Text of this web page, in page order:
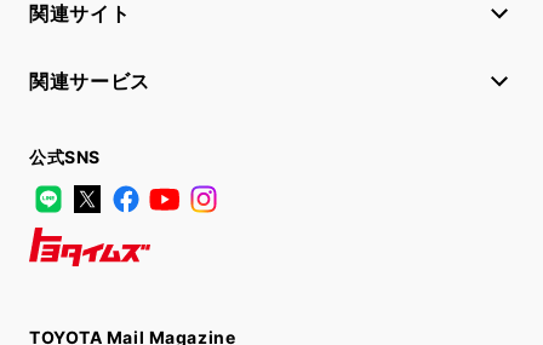
関連サイト
関連サービス
公式SNS
LINE
X FacebookYouTube
TOYOTA Mail Magazine